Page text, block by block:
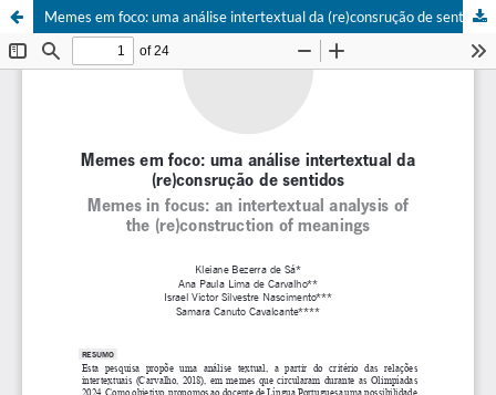
Memes em foco: uma análise intertextual da (re)consrução de sentidos